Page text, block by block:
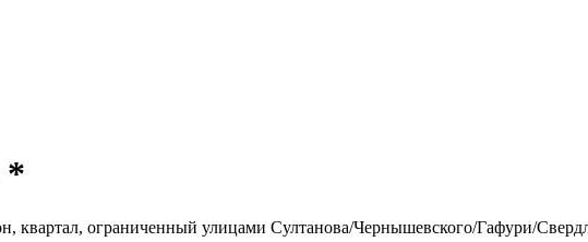
*
квартал, ограниченный улицами Султанова/Чернышевского/Гафури/